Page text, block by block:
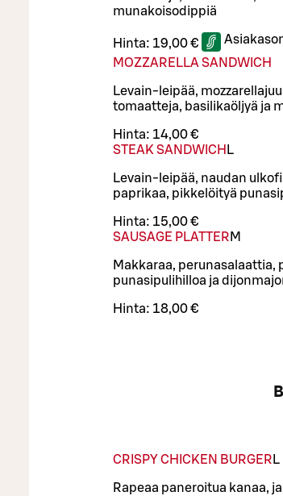
munakoisodippiä
Hinta: 19,00 €
MOZZARELLA SANDWICH
Levain-leipää,
tomaatteja, basilikaöljyä ja
Hinta: 14,00 €
STEAK SANDWICH L
Levain-leipää, naudan
paprikaa, pikkelöityä
Hinta: 15,00 €
SAUSAGE PLATTER M
Makkaraa, perunasalaattia,
punasipulihilloa ja
Hinta: 18,00 €
CRISPY CHICKEN BURGER L
Rapeaa paneroitua kanaa,